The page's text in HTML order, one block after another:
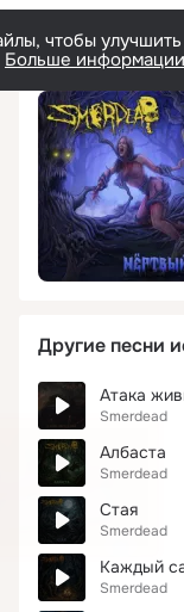
чтобы
Больше информации
Другие песни
Атака
Smerdead
Албаста
Smerdead
Стая
Smerdead
Каждый
Smerdead